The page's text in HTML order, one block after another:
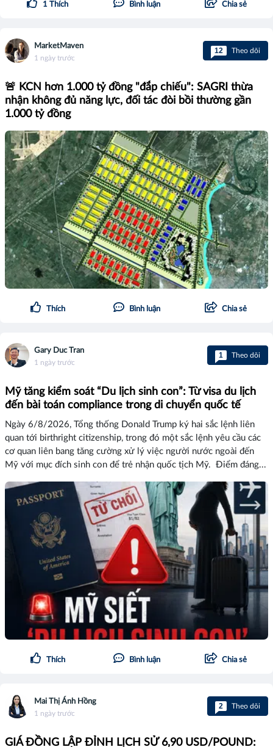
1 Thích Bình luận Chia sẻ
MarketMaven
1 ngày trước
12 Theo dõi
🚨 KCN hơn 1.000 tỷ đồng "đắp chiếu": SAGRI thừa
nhận không đủ năng lực, đối tác đòi bồi thường gần
1.000 tỷ đồng
Thích Bình luận Chia sẻ
Gary Duc Tran
1 ngày trước
1 Theo dõi
Mỹ tăng kiểm soát “Du lịch sinh con”: Từ visa du lịch
đến bài toán compliance trong di chuyển quốc tế
Ngày 6/8/2026, Tổng thống Donald Trump ký hai sắc lệnh liên
quan tới birthright citizenship, trong đó một sắc lệnh yêu cầu các
cơ quan liên bang tăng cường xử lý việc người nước ngoài đến
Mỹ với mục đích sinh con để trẻ nhận quốc tịch Mỹ. Điểm đáng...
Thích Bình luận Chia sẻ
Mai Thị Ánh Hồng
1 ngày trước
2 Theo dõi
GIÁ ĐỒNG LẬP ĐỈNH LỊCH SỬ 6,90 USD/POUND: